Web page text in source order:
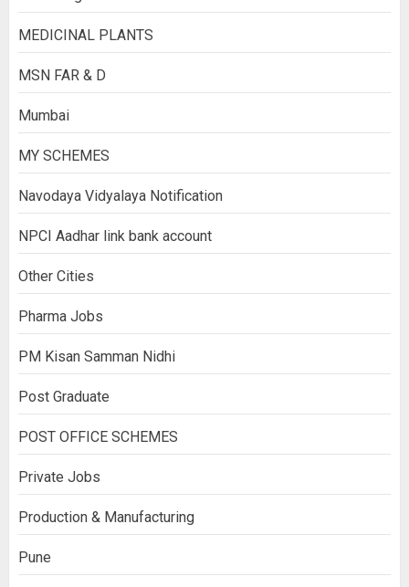
MEDICINAL PLANTS
MSN FAR & D
Mumbai
MY SCHEMES
Navodaya Vidyalaya Notification
NPCI Aadhar link bank account
Other Cities
Pharma Jobs
PM Kisan Samman Nidhi
Post Graduate
POST OFFICE SCHEMES
Private Jobs
Production & Manufacturing
Pune